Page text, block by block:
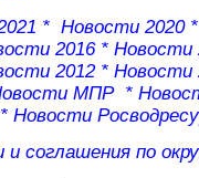
* Новости 2020
2016* Новости
2012* Новости
МПР*
Новости
и соглашения по